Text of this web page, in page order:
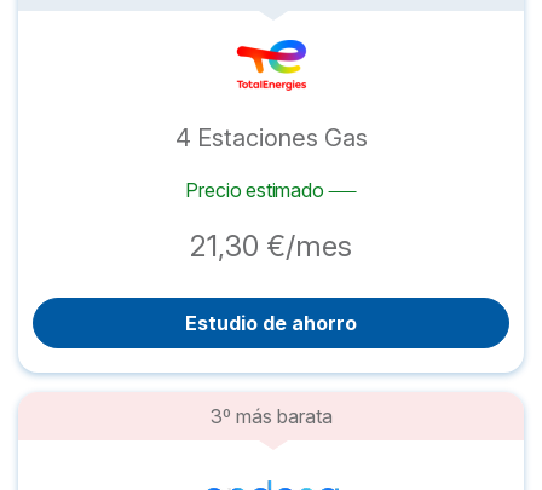
4 Estaciones Gas
Precio estimado
21,30 €/mes
Estudio de ahorro
3º más barata